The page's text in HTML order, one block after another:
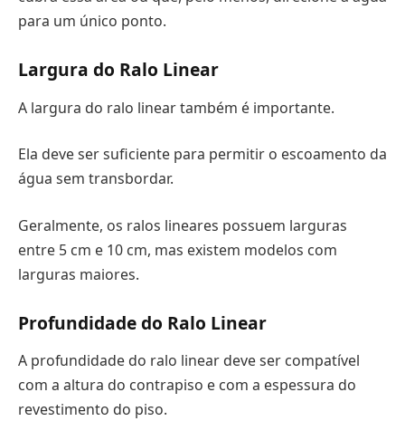
para um único ponto.
Largura do Ralo Linear
A largura do ralo linear também é importante.
Ela deve ser suficiente para permitir o escoamento da
água sem transbordar.
Geralmente, os ralos lineares possuem larguras
entre 5 cm e 10 cm, mas existem modelos com
larguras maiores.
Profundidade do Ralo Linear
A profundidade do ralo linear deve ser compatível
com a altura do contrapiso e com a espessura do
revestimento do piso.